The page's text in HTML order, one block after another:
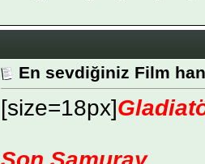
En sevdiğiniz Film
[size=18px]